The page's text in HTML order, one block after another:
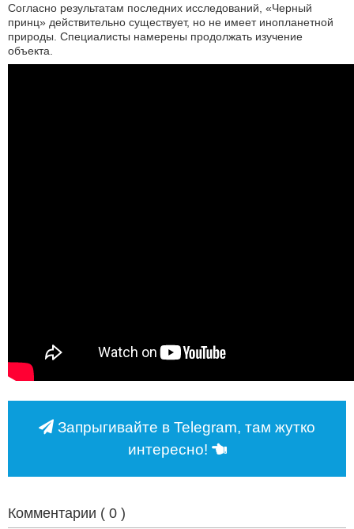
Согласно результатам последних исследований, «Черный
принц» действительно существует, но не имеет инопланетной
природы. Специалисты намерены продолжать изучение
объекта.
Запрыгивайте в Telegram, там жутко
интересно!
Комментарии ( 0 )